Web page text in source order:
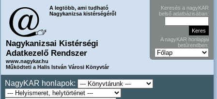
A legtöbb, ami tudható
Nagykanizsa kistérségéről
Nagykanizsai Kistérségi
Adatkezelő Rendszer
www.nagykar.hu
Működteti a Halis István Városi Könyvtár
Keresés a nagyKAR
belső adatbázisában:
A nagyKAR honlapjai
betűrendben:
NagyKAR honlapok: